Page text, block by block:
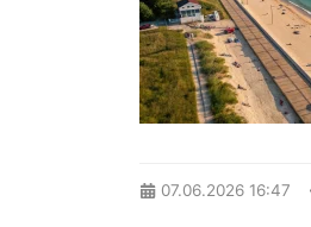
07.06.2026 16:47